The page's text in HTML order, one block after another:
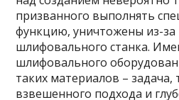
призванного выполнять
функцию, уничтожены из-
шлифовального станка.
шлифовального
таких материалов –
взвешенного подхода и